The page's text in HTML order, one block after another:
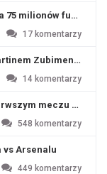
milionów funtów
17 komentarzy
Zubimendim
14 komentarzy
meczu
548 komentarzy
vs Arsenalu
449 komentarzy